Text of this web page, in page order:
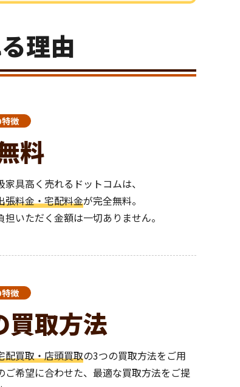
理由
徴
料
家具高く売れるドットコムは、
張料金・宅配料金が完全無料。
担いただく金額は一切ありません。
徴
買取方法
配買取・店頭買取の3つの買取方法をご用
ご希望に合わせた、最適な買取方法をご提